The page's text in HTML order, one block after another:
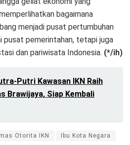
bagaimana
menjadi pusat pertumbuhan
pusat pemerintahan, tetapi juga
dan pariwisata Indonesia. (*/ih)
Putri Kawasan IKN Raih
Brawijaya, Siap Kembali
Otorita IKN Ibu Kota Negara